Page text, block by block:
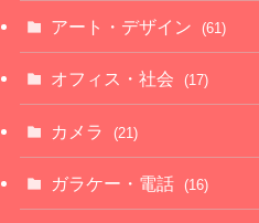
アート・デザイン (61)
オフィス・社会 (17)
カメラ (21)
ガラケー・電話 (16)